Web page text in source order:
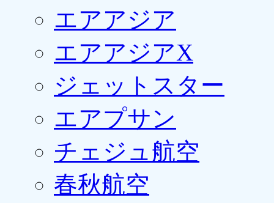
エアアジア
エアアジアX
ジェットスター
エアプサン
チェジュ航空
春秋航空